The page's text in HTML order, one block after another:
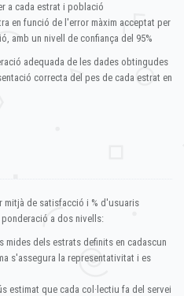
a cada estrat i població
en funció de l'error màxim acceptat per
amb un nivell de confiança del 95%
adequada de les dades obtingudes
correcta del pes de cada estrat en
mitjà de satisfacció i % d'usuaris
a dos nivells:
mides dels estrats definits en cadascun
s'assegura la representativitat i es
estimat que cada col·lectiu fa del servei